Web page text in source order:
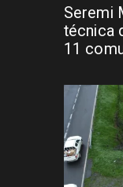
Seremi
técnica
11